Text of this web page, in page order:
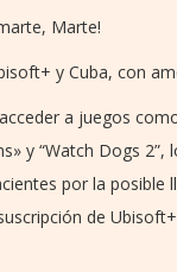
Marte!
y Cuba, con
a juegos como
y “Watch Dogs 2”,
por la posible
de